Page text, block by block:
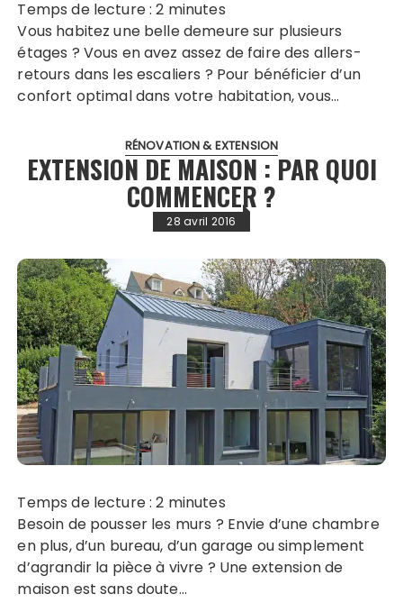
Temps de lecture :2 minutes
Vous habitez une belle demeure sur plusieurs
étages ? Vous en avez assez de faire des allers-
retours dans les escaliers ? Pour bénéficier d’un
confort optimal dans votre habitation, vous…
RÉNOVATION & EXTENSION
EXTENSION DE MAISON : PAR QUOI
COMMENCER ?
28 avril 2016
Temps de lecture :2 minutes
Besoin de pousser les murs ? Envie d’une chambre
en plus, d’un bureau, d’un garage ou simplement
d’agrandir la pièce à vivre ? Une extension de
maison est sans doute…